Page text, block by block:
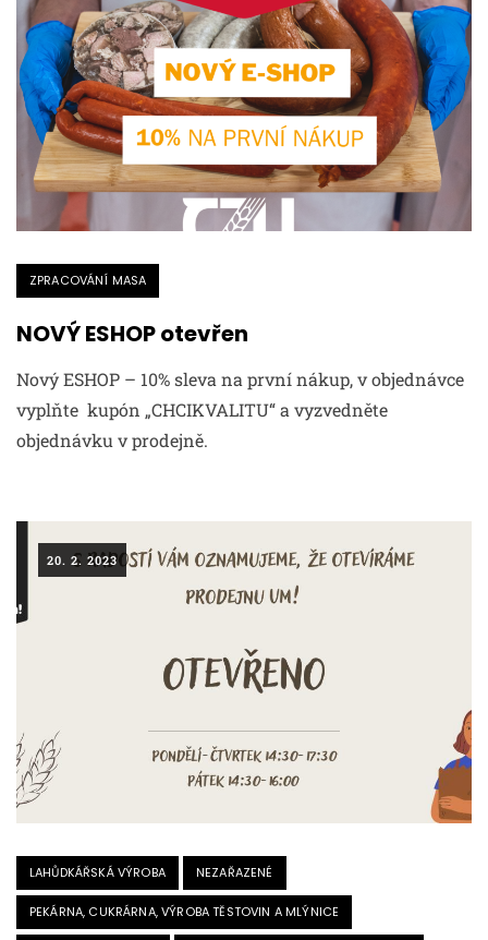
ZPRACOVÁNÍ MASA
NOVÝ ESHOP otevřen
Nový ESHOP – 10% sleva na první nákup, v objednávce
vyplňte kupón „CHCIKVALITU“ a vyzvedněte
objednávku v prodejně.
20. 2. 2023
LAHŮDKÁŘSKÁ VÝROBA NEZAŘAZENÉ
PEKÁRNA, CUKRÁRNA, VÝROBA TĚSTOVIN A MLÝNICE